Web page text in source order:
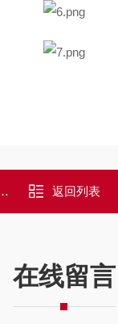
返回列表
在线留言